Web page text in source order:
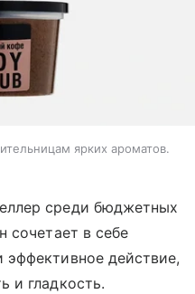
ярких ароматов.
среди бюджетных
сочетает в себе
эффективное действие,
и гладкость.